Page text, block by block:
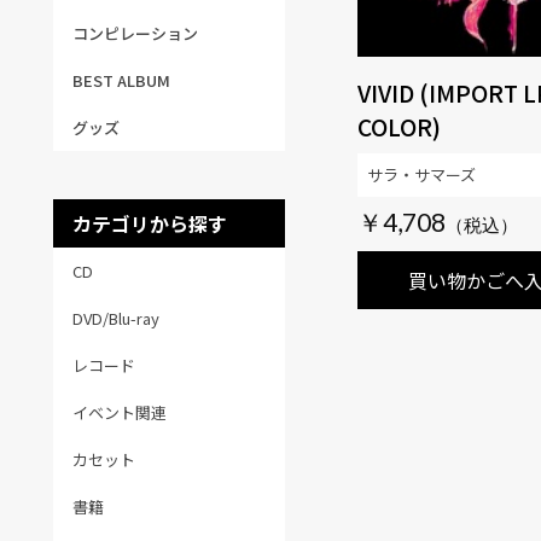
コンピレーション
BEST ALBUM
グッズ
カテゴリから探す
CD
DVD/Blu-ray
レコード
イベント関連
カセット
書籍
VIVID (IMPORT
COLOR)
￥4,708
買い物かごへ
サラ・サマーズ